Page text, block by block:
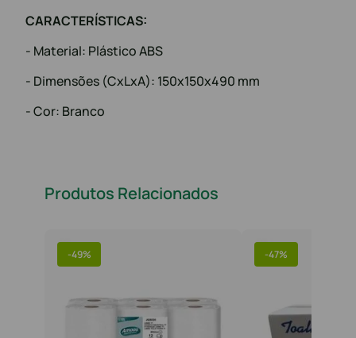
CARACTERÍSTICAS:
- Material: Plástico ABS
- Dimensões (CxLxA): 150x150x490 mm
- Cor: Branco
Produtos Relacionados
-49% -47%